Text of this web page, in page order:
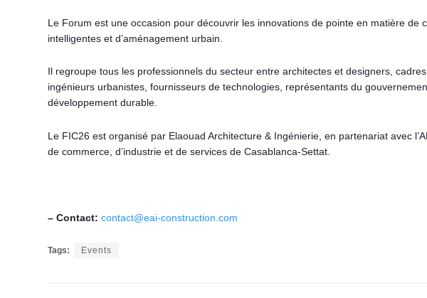
Le Forum est une occasion pour découvrir les innovations de pointe en matière de
intelligentes et d’aménagement urbain.
Il regroupe tous les professionnels du secteur entre architectes et designers,
ingénieurs urbanistes, fournisseurs de technologies, représentants du
développement durable.
Le FIC26 est organisé par Elaouad Architecture & Ingénierie, en partenariat avec
de commerce, d’industrie et de services de Casablanca-Settat.
– Contact: contact@eai-construction.com
Tags: Events